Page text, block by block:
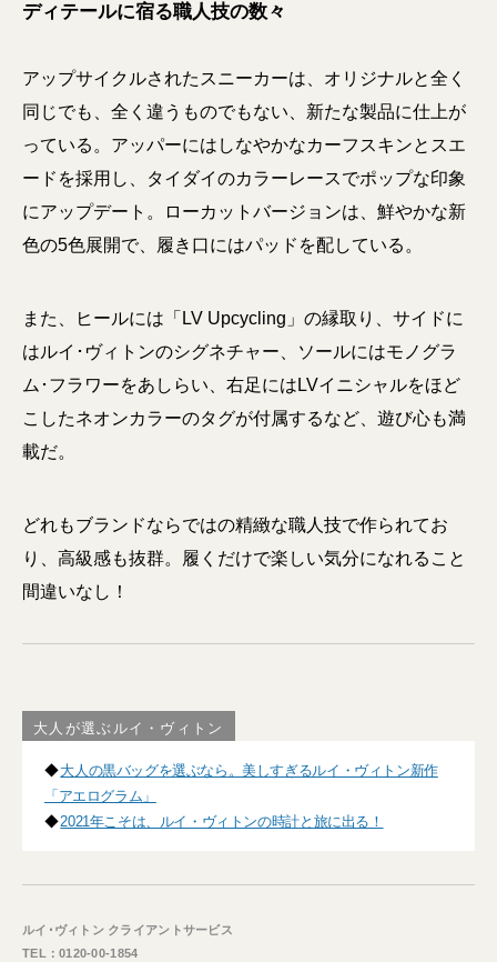
ディテールに宿る職人技の数々
アップサイクルされたスニーカーは、オリジナルと全く
同じでも、全く違うものでもない、新たな製品に仕上が
っている。アッパーにはしなやかなカーフスキンとスエ
ードを採用し、タイダイのカラーレースでポップな印象
にアップデート。ローカットバージョンは、鮮やかな新
色の5色展開で、履き口にはパッドを配している。
また、ヒールには「LV Upcycling」の縁取り、サイドに
はルイ･ヴィトンのシグネチャー、ソールにはモノグラ
ム･フラワーをあしらい、右足にはLVイニシャルをほど
こしたネオンカラーのタグが付属するなど、遊び心も満
載だ。
どれもブランドならではの精緻な職人技で作られてお
り、高級感も抜群。履くだけで楽しい気分になれること
間違いなし！
大人が選ぶルイ・ヴィトン
◆大人の黒バッグを選ぶなら。美しすぎるルイ・ヴィトン新作
「アエログラム」
◆2021年こそは、ルイ・ヴィトンの時計と旅に出る！
ルイ･ヴィトン クライアントサービス
TEL：0120-00-1854